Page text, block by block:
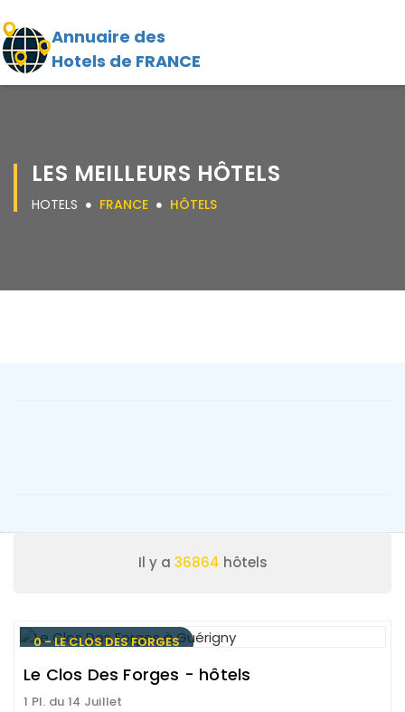
Annuaire des
Hotels de FRANCE
LES MEILLEURS HÔTELS
HOTELS FRANCE HÔTELS
Il y a 36864 hôtels
0 - LE CLOS DES FORGES
Le Clos Des Forges - hôtels
1 Pl. du 14 Juillet